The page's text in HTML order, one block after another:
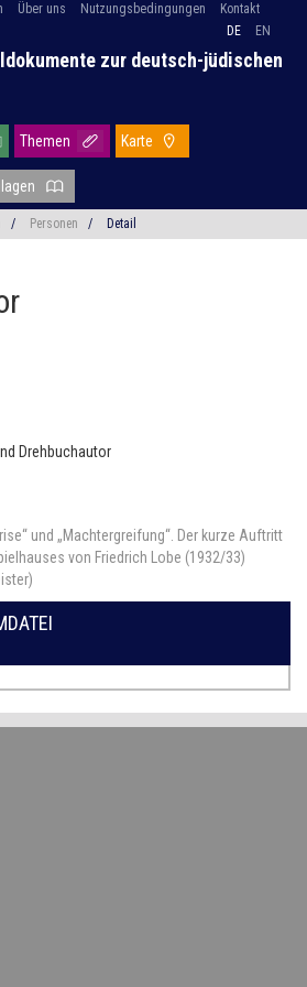
Über uns Nutzungsbedingungen
Kontakt
DE
EN
zur deutsch-jüdischen
Themen Karte
/ Personen / Detail
Drehbuchautor
und „Machtergreifung“. Der kurze Auftritt
von Friedrich Lobe (1932/33)